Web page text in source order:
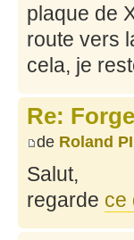
plaque de
route vers
cela, je
Re:
de Roland
Salut,
regarde ce